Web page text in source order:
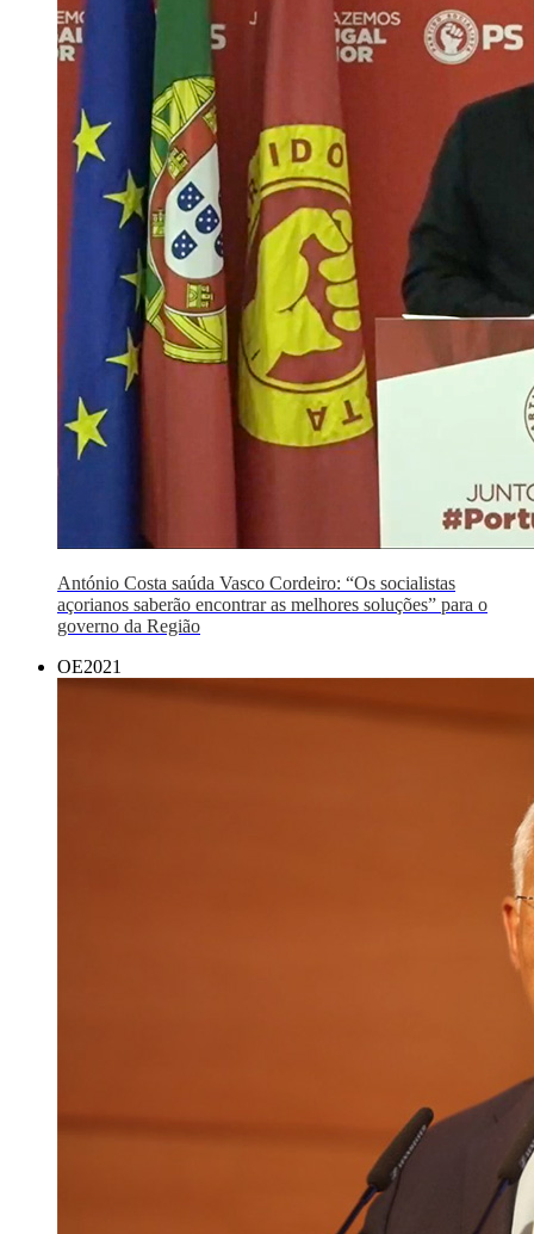
António Costa saúda Vasco Cordeiro: “Os socialistas
açorianos saberão encontrar as melhores soluções” para o
governo da Região
OE2021